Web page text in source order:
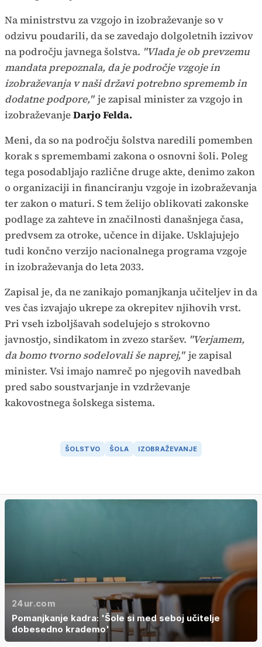
Na ministrstvu za vzgojo in izobraževanje so v
odzivu poudarili, da se zavedajo dolgoletnih izzivov
na področju javnega šolstva. "Vlada je ob prevzemu
mandata prepoznala, da je področje vzgoje in
izobraževanja v naši državi potrebno sprememb in
dodatne podpore," je zapisal minister za vzgojo in
izobraževanjeDarjo Felda.
Meni, da so na področju šolstva naredili pomemben
korak s spremembami zakona o osnovni šoli. Poleg
tega posodabljajo različne druge akte, denimo zakon
o organizaciji in financiranju vzgoje in izobraževanja
ter zakon o maturi. S tem želijo oblikovati zakonske
podlage za zahteve in značilnosti današnjega časa,
predvsem za otroke, učence in dijake. Usklajujejo
tudi končno verzijo nacionalnega programa vzgoje
in izobraževanja do leta 2033.
Zapisal je, da ne zanikajo pomanjkanja učiteljev in da
ves čas izvajajo ukrepe za okrepitev njihovih vrst.
Pri vseh izboljšavah sodelujejo s strokovno
javnostjo, sindikatom in zvezo staršev. "Verjamem,
da bomo tvorno sodelovali še naprej," je zapisal
minister. Vsi imajo namreč po njegovih navedbah
pred sabo soustvarjanje in vzdrževanje
kakovostnega šolskega sistema.
ŠOLSTVO ŠOLA IZOBRAŽEVANJE
24ur.com
Pomanjkanje kadra: 'Šole si med seboj učitelje
dobesedno krademo'